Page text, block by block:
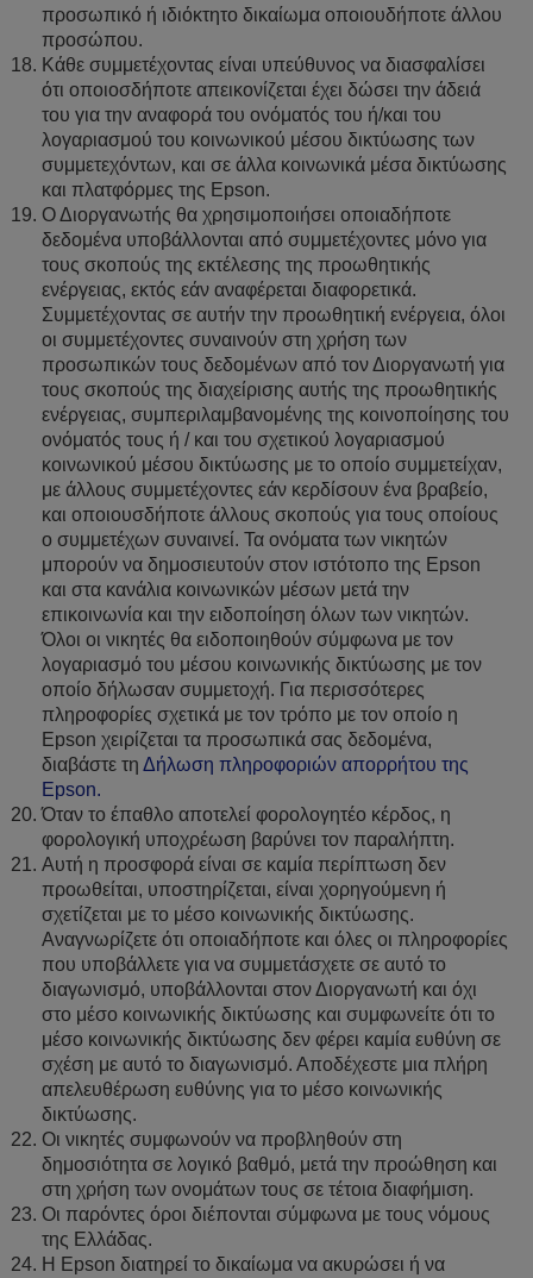
προσωπικό ή ιδιόκτητο δικαίωμα οποιουδήποτε άλλου
προσώπου.
Κάθε συμμετέχοντας είναι υπεύθυνος να διασφαλίσει
ότι οποιοσδήποτε απεικονίζεται έχει δώσει την άδειά
του για την αναφορά του ονόματός του ή/και του
λογαριασμού του κοινωνικού μέσου δικτύωσης των
συμμετεχόντων, και σε άλλα κοινωνικά μέσα δικτύωσης
και πλατφόρμες της Epson.
Ο Διοργανωτής θα χρησιμοποιήσει οποιαδήποτε
δεδομένα υποβάλλονται από συμμετέχοντες μόνο για
τους σκοπούς της εκτέλεσης της προωθητικής
ενέργειας, εκτός εάν αναφέρεται διαφορετικά.
Συμμετέχοντας σε αυτήν την προωθητική ενέργεια, όλοι
οι συμμετέχοντες συναινούν στη χρήση των
προσωπικών τους δεδομένων από τον Διοργανωτή για
τους σκοπούς της διαχείρισης αυτής της προωθητικής
ενέργειας, συμπεριλαμβανομένης της κοινοποίησης του
ονόματός τους ή / και του σχετικού λογαριασμού
κοινωνικού μέσου δικτύωσης με το οποίο συμμετείχαν,
με άλλους συμμετέχοντες εάν κερδίσουν ένα βραβείο,
και οποιουσδήποτε άλλους σκοπούς για τους οποίους
ο συμμετέχων συναινεί. Τα ονόματα των νικητών
μπορούν να δημοσιευτούν στον ιστότοπο της Epson
και στα κανάλια κοινωνικών μέσων μετά την
επικοινωνία και την ειδοποίηση όλων των νικητών.
Όλοι οι νικητές θα ειδοποιηθούν σύμφωνα με τoν
λογαριασμό του μέσου κοινωνικής δικτύωσης με τον
οποίο δήλωσαν συμμετοχή. Για περισσότερες
πληροφορίες σχετικά με τον τρόπο με τον οποίο η
Epson χειρίζεται τα προσωπικά σας δεδομένα,
διαβάστε τη Δήλωση πληροφοριών απορρήτου της
Epson.
Όταν το έπαθλο αποτελεί φορολογητέο κέρδος, η
φορολογική υποχρέωση βαρύνει τον παραλήπτη.
Αυτή η προσφορά είναι σε καμία περίπτωση δεν
προωθείται, υποστηρίζεται, είναι χορηγούμενη ή
σχετίζεται με το μέσο κοινωνικής δικτύωσης.
Αναγνωρίζετε ότι οποιαδήποτε και όλες οι πληροφορίες
που υποβάλλετε για να συμμετάσχετε σε αυτό το
διαγωνισμό, υποβάλλονται στον Διοργανωτή και όχι
στο μέσο κοινωνικής δικτύωσης και συμφωνείτε ότι το
μέσο κοινωνικής δικτύωσης δεν φέρει καμία ευθύνη σε
σχέση με αυτό το διαγωνισμό. Αποδέχεστε μια πλήρη
απελευθέρωση ευθύνης για το μέσο κοινωνικής
δικτύωσης.
Οι νικητές συμφωνούν να προβληθούν στη
δημοσιότητα σε λογικό βαθμό, μετά την προώθηση και
στη χρήση των ονομάτων τους σε τέτοια διαφήμιση.
Οι παρόντες όροι διέπονται σύμφωνα με τους νόμους
της Ελλάδας.
Η Epson διατηρεί το δικαίωμα να ακυρώσει ή να